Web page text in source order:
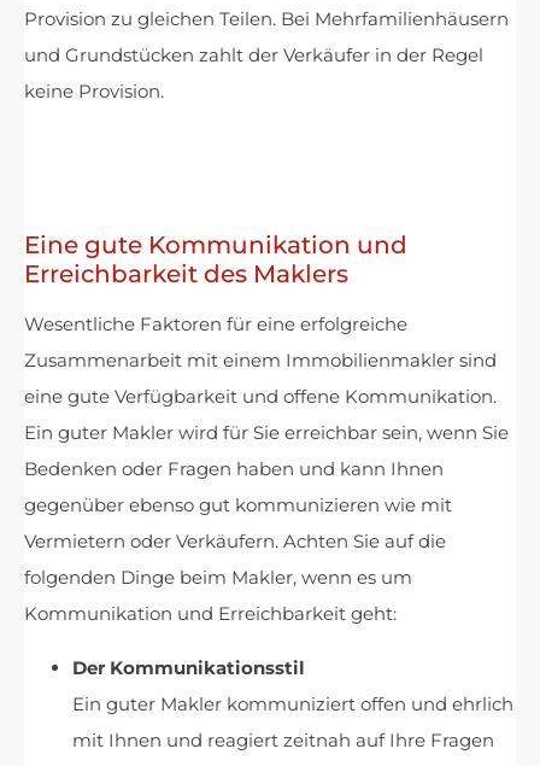
Provision zu gleichen Teilen. Bei Mehrfamilienhäusern
und Grundstücken zahlt der Verkäufer in der Regel
keine Provision.
Eine gute Kommunikation und
Erreichbarkeit des Maklers
Wesentliche Faktoren für eine erfolgreiche
Zusammenarbeit mit einem Immobilienmakler sind
eine gute Verfügbarkeit und offene Kommunikation.
Ein guter Makler wird für Sie erreichbar sein, wenn Sie
Bedenken oder Fragen haben und kann Ihnen
gegenüber ebenso gut kommunizieren wie mit
Vermietern oder Verkäufern. Achten Sie auf die
folgenden Dinge beim Makler, wenn es um
Kommunikation und Erreichbarkeit geht:
Der Kommunikationsstil
Ein guter Makler kommuniziert offen und ehrlich
mit Ihnen und reagiert zeitnah auf Ihre Fragen